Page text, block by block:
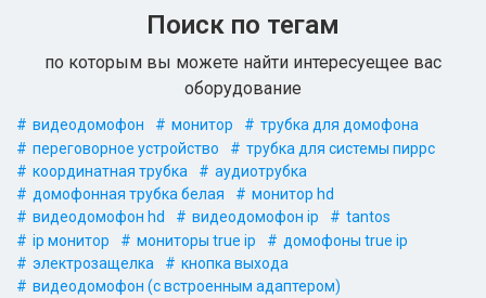
Поиск по тегам
по которым вы можете найти интересуещее вас
оборудование
видеодомофон монитор
трубка для домофона
переговорное устройство
трубка для системы пиррс
координатная трубка
аудиотрубка
домофонная трубка белая
монитор hd
видеодомофон hd
видеодомофон ip
tantos
ip монитор
мониторы true ip
домофоны true ip
электрозащелка
кнопка выхода
видеодомофон (с встроенным адаптером)